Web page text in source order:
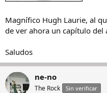
Magnífico Hugh Laurie, al
de ver ahora un capítulo del
Saludos
ne-no
The Rock Sin verificar